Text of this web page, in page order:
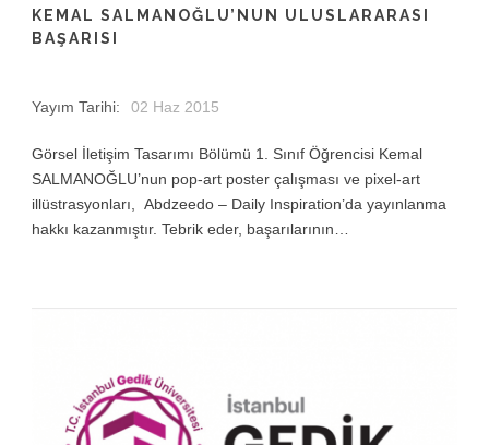
KEMAL SALMANOĞLU’NUN ULUSLARARASI
BAŞARISI
Yayım Tarihi: 02 Haz 2015
Görsel İletişim Tasarımı Bölümü 1. Sınıf Öğrencisi Kemal
SALMANOĞLU’nun pop-art poster çalışması ve pixel-art
illüstrasyonları, Abdzeedo – Daily Inspiration’da yayınlanma
hakkı kazanmıştır. Tebrik eder, başarılarının…